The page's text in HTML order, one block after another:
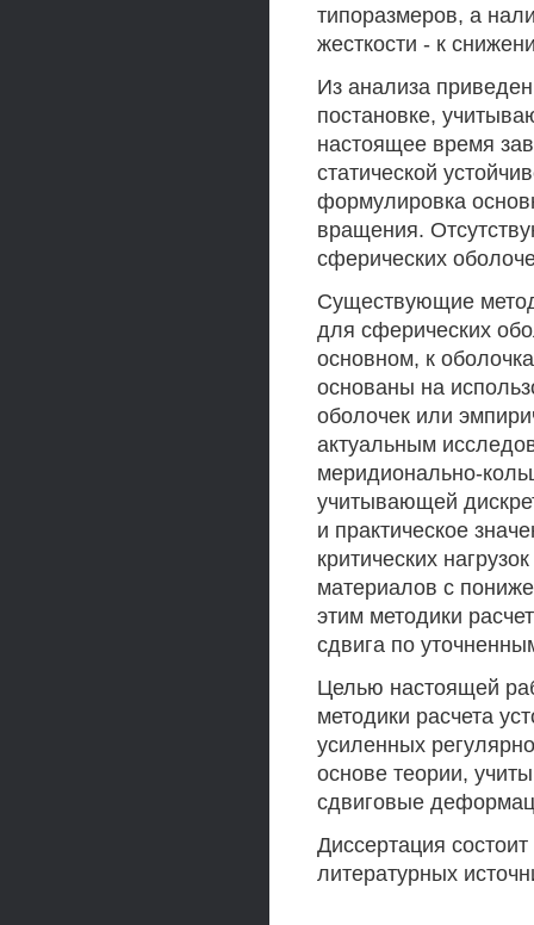
типоразмеров, а
жесткости - к
Из анализа
постановке,
настоящее время
статической
формулировка
вращения.
сферических
Существующие
для сферических
основном, к
основаны на
оболочек или
актуальным
меридионально-
учитывающей
и практическое
критических
материалов с
этим методики
сдвига по
Целью настоящей
методики расчета
усиленных
основе теории,
сдвиговые
Диссертация
литературных